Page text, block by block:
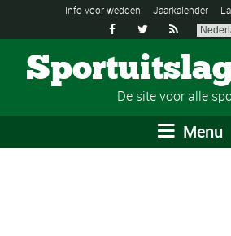
Info voor wedden Jaarkalender
  
De site voor alle
Menu